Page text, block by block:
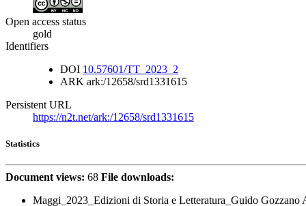
Open access status
gold
Identifiers
DOI 10.57601/TT_2023_2
ARK ark:/12658/srd1331615
Persistent URL
https://n2t.net/ark:/12658/srd1331615
Statistics
Document views: 68 File downloads:
Maggi_2023_Edizioni di Storia e Letteratura_Guido Gozzano